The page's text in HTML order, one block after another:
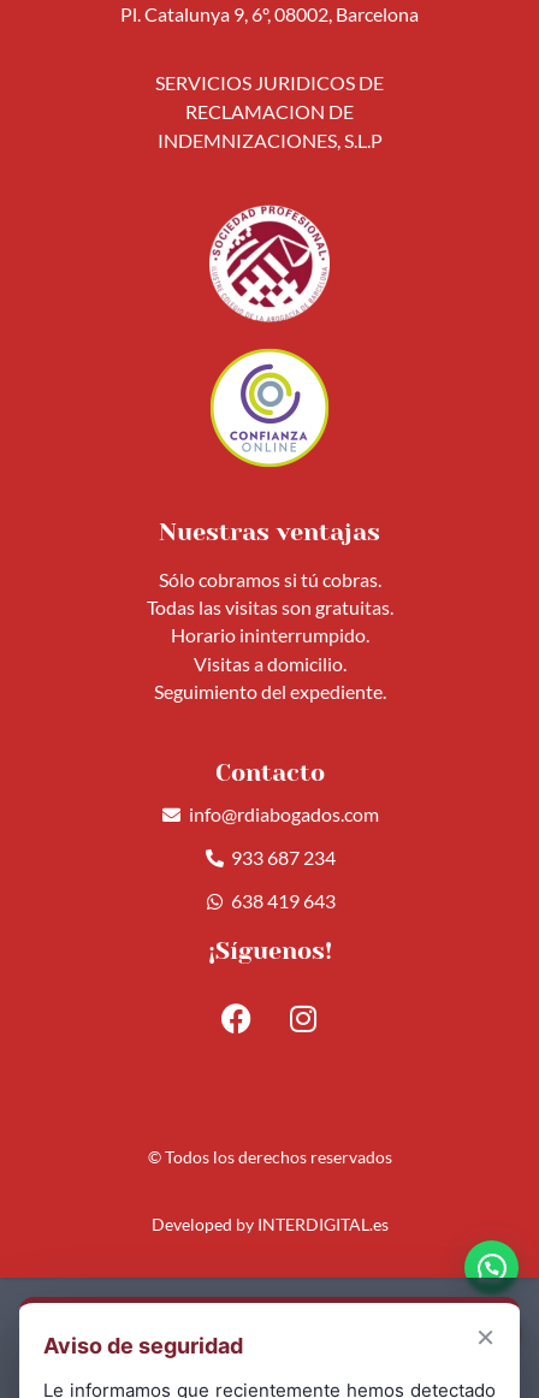
Pl. Catalunya 9, 6º, 08002, Barcelona
SERVICIOS JURIDICOS DE
RECLAMACION DE
INDEMNIZACIONES, S.L.P
Nuestras ventajas
Sólo cobramos si tú cobras.
Todas las visitas son gratuitas.
Horario ininterrumpido.
Visitas a domicilio.
Seguimiento del expediente.
Contacto
info@rdiabogados.com
933 687 234
638 419 643
¡Síguenos!
© Todos los derechos reservados
Developed by INTERDIGITAL.es
×
Aviso de seguridad
Le informamos que recientemente hemos detectado
Aviso Legal
Política de Privacidad
Política de Cookies